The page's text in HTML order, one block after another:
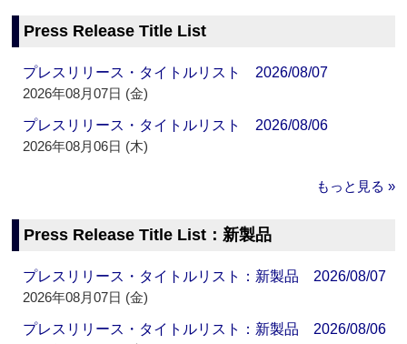
Press Release Title List
プレスリリース・タイトルリスト 2026/08/07
2026年08月07日 (金)
プレスリリース・タイトルリスト 2026/08/06
2026年08月06日 (木)
もっと見る »
Press Release Title List：新製品
プレスリリース・タイトルリスト：新製品 2026/08/07
2026年08月07日 (金)
プレスリリース・タイトルリスト：新製品 2026/08/06